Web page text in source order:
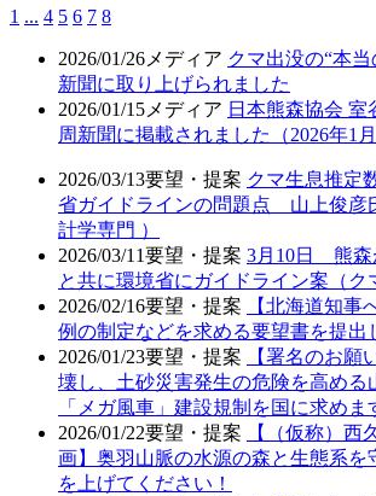
1 ... 4 5 6 7 8
2026/01/26 メディア クマ出没の“本
新聞に取り上げられました
2026/01/15 メディア 日本熊森協会
周新聞に掲載されました（2026年1月
2026/03/13要望・提案 クマ生息推定
省ガイドラインの問題点 山上俊彦
計学専門 ）
2026/03/11要望・提案 3月10日 熊森
と共に環境省にガイドライン案（ク
2026/02/16要望・提案
【北海道知事
例の制定などを求める要望書を提出
2026/01/23要望・提案
【署名のお願
壊し、土砂災害発生の危険を高める
「メガ風車」建設規制を国に求めま
2026/01/22要望・提案
【（仮称）西
画】奥羽山脈の水源の森と生態系を
を上げてください！